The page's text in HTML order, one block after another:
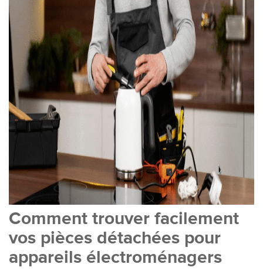
Comment trouver facilement
vos pièces détachées pour
appareils électroménagers